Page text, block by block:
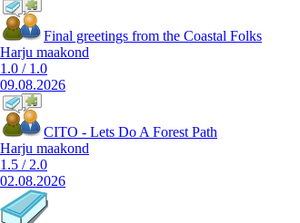
Final greetings from the Coastal Folks
Harju maakond
1.0 / 1.0
09.08.2026
CITO - Lets Do A Forest Path
Harju maakond
1.5 / 2.0
02.08.2026